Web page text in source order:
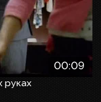
00:09
руках